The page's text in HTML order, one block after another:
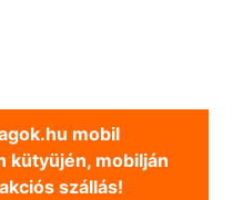
mobil
kütyüjén, mobilján
szállás!